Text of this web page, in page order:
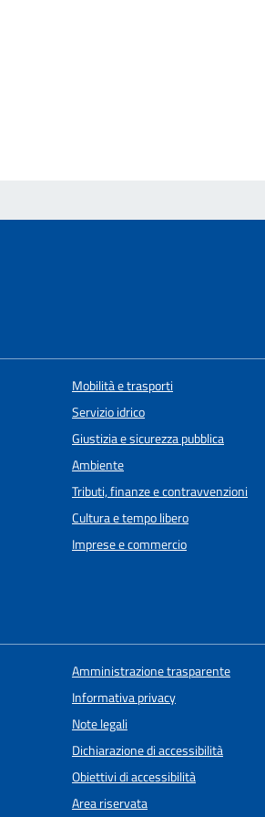
Mobilità e trasporti
Servizio idrico
Giustizia e sicurezza pubblica
Ambiente
Tributi, finanze e contravvenzioni
Cultura e tempo libero
Imprese e commercio
Amministrazione trasparente
Informativa privacy
Note legali
Dichiarazione di accessibilità
Obiettivi di accessibilità
Area riservata